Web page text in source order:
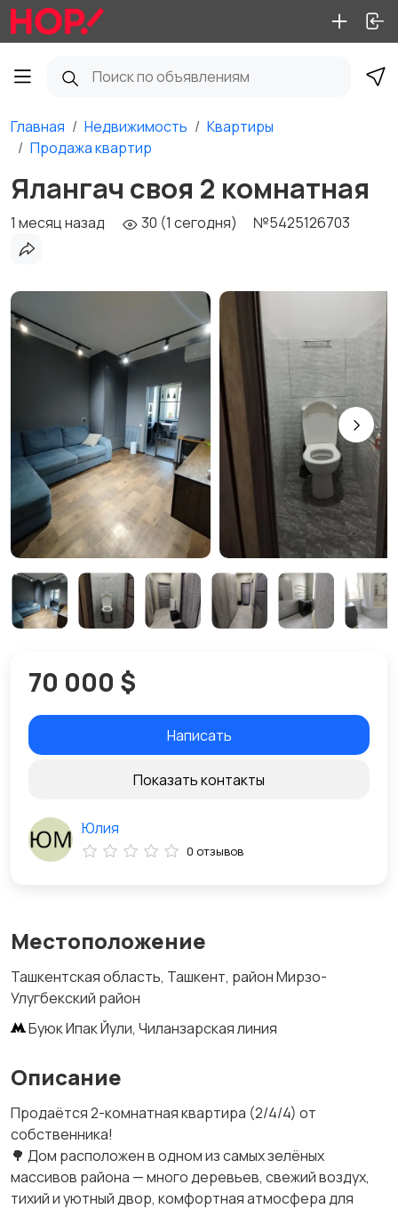
Главная Недвижимость
Квартиры
Продажа квартир
Ялангач своя 2 комнатная
1 месяц назад 30 (1 сегодня) №5425126703
Местоположение
Ташкентская область, Ташкент, район Мирзо-
Улугбекский район
Буюк Ипак Йули, Чиланзарская линия
Описание
Продаётся 2-комнатная квартира (2/4/4) от
собственника!
🌳 Дом расположен в одном из самых зелёных
массивов района — много деревьев, свежий воздух,
тихий и уютный двор, комфортная атмосфера для
70 000 $
Написать
Показать контакты
Юлия
0 отзывов